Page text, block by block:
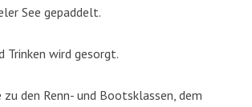
See gepaddelt.
Trinken wird gesorgt.
den Renn- und Bootsklassen, dem